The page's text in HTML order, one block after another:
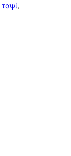
ταψί